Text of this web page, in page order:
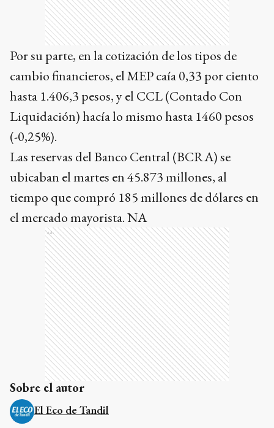
Por su parte, en la cotización de los tipos de
cambio financieros, el MEP caía 0,33 por ciento
hasta 1.406,3 pesos, y el CCL (Contado Con
Liquidación) hacía lo mismo hasta 1460 pesos
(-0,25%).
Las reservas del Banco Central (BCRA) se
ubicaban el martes en 45.873 millones, al
tiempo que compró 185 millones de dólares en
el mercado mayorista. NA
Ads
Sobre el autor
El Eco de Tandil